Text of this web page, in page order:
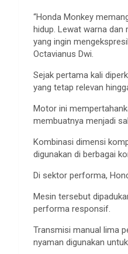
“Honda Monkey
hidup. Lewat warna dan
yang ingin
Octavianus Dwi.
Sejak pertama kali
yang tetap relevan
Motor ini
membuatnya menjadi
Kombinasi dimensi
digunakan di berbagai
Di sektor performa,
Mesin tersebut
performa responsif.
Transmisi manual lima
nyaman digunakan